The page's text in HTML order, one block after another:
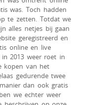
was. Toch hadden
te zetten. Totdat we
alles netjes bij gaan
geregistreerd en
online en live
2013 weer roet in
kopen van het
gedurende twee
dan ook gratis
we echter weer